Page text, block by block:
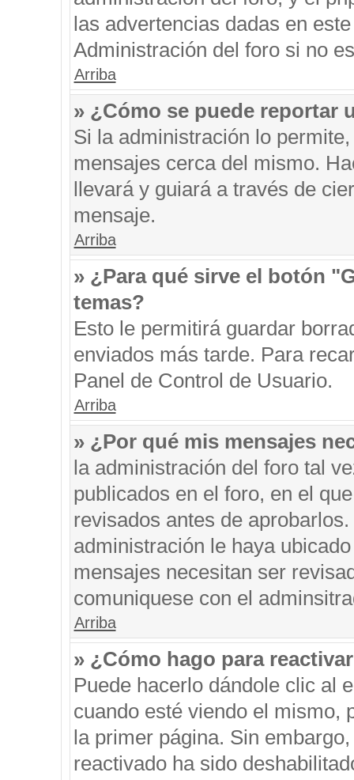
las advertencias dadas en
Administración del foro si no
Arriba
» ¿Cómo se puede reportar
Si la administración lo
mensajes cerca del mismo.
llevará y guiará a través de
mensaje.
Arriba
» ¿Para qué sirve el botón
temas?
Esto le permitirá guardar
enviados más tarde. Para
Panel de Control de Usuario.
Arriba
» ¿Por qué mis mensajes
la administración del foro tal
publicados en el foro, en el
revisados antes de
administración le haya
mensajes necesitan ser
comuniquese con el
Arriba
» ¿Cómo hago para
Puede hacerlo dándole clic al
cuando esté viendo el mismo,
la primer página. Sin
reactivado ha sido